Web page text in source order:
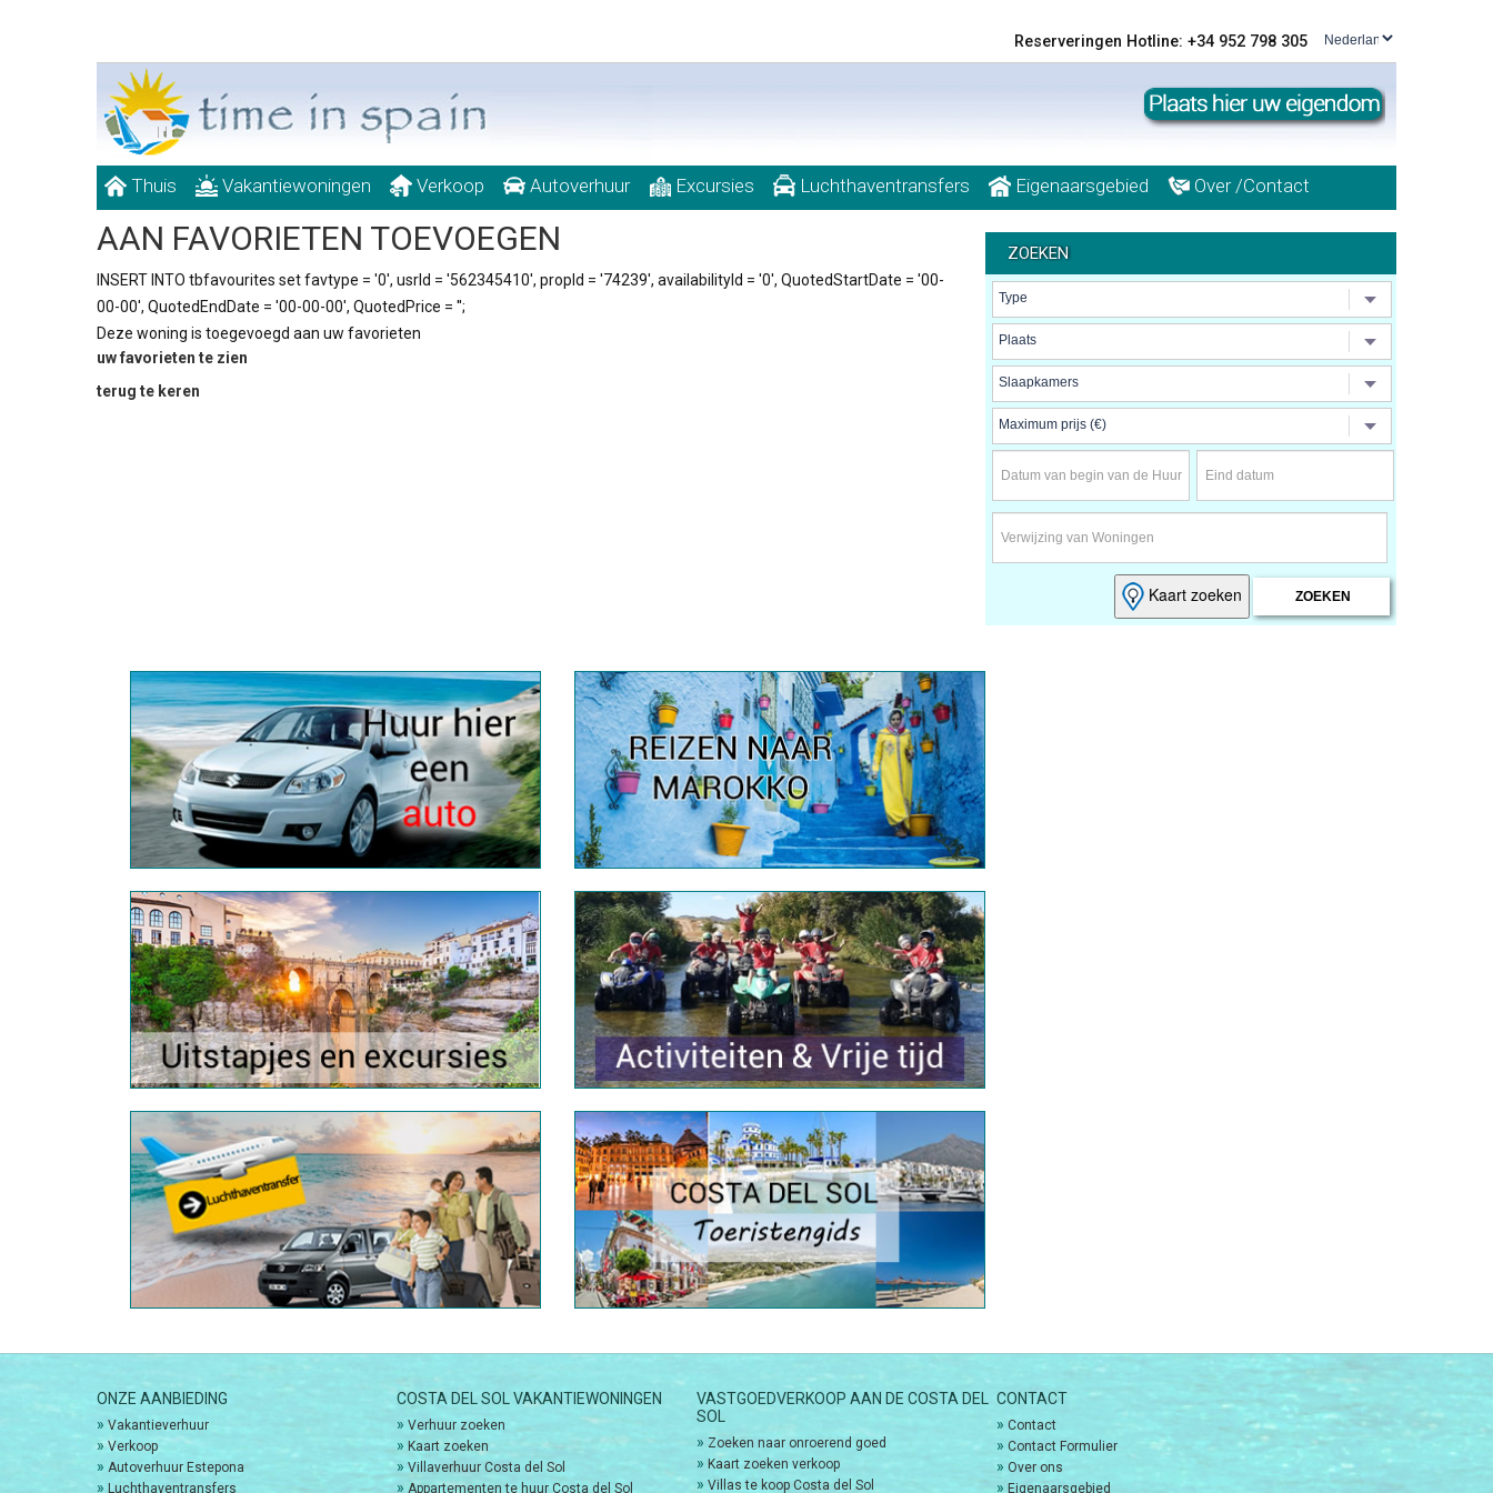
Reserveringen Hotline: +34 952 798 305
Thuis Vakantiewoningen Verkoop Autoverhuur Excursies Luchthaventransfers Eigenaarsgebied Over /Contact
AAN FAVORIETEN TOEVOEGEN
INSERT INTO tbfavourites set favtype = '0', usrId = '562345410', propId = '74239', availabilityId = '0', QuotedStartDate = '00-
00-00', QuotedEndDate = '00-00-00', QuotedPrice = '';
Deze woning is toegevoegd aan uw favorieten
uw favorieten te zien
terug te keren
ZOEKEN
Kaart zoeken
ONZE AANBIEDING
» Vakantieverhuur
» Verkoop
» Autoverhuur Estepona
» Luchthaventransfers
COSTA DEL SOL VAKANTIEWONINGEN
» Verhuur zoeken
» Kaart zoeken
» Villaverhuur Costa del Sol
» Appartementen te huur Costa del Sol
VASTGOEDVERKOOP AAN DE COSTA DEL
SOL
» Zoeken naar onroerend goed
» Kaart zoeken verkoop
» Villas te koop Costa del Sol
CONTACT
» Contact
» Contact Formulier
» Over ons
» Eigenaarsgebied